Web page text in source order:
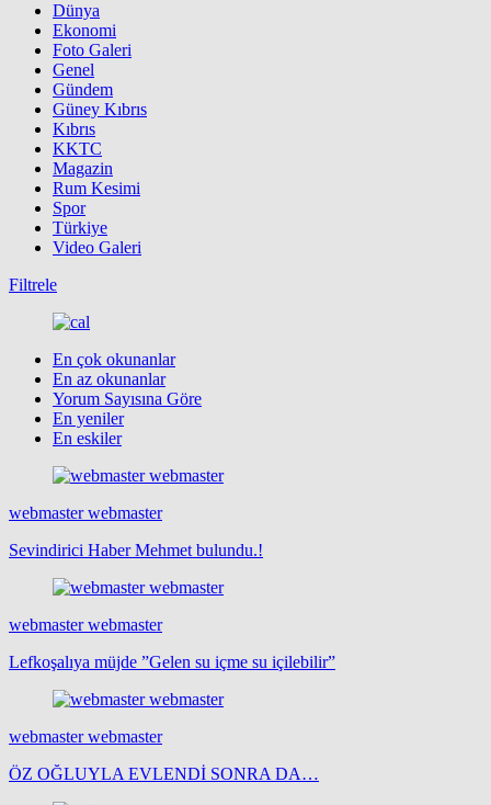
Dünya
Ekonomi
Foto Galeri
Genel
Gündem
Güney Kıbrıs
Kıbrıs
KKTC
Magazin
Rum Kesimi
Spor
Türkiye
Video Galeri
Filtrele
En çok okunanlar
En az okunanlar
Yorum Sayısına Göre
En yeniler
En eskiler
webmaster webmaster
Sevindirici Haber Mehmet bulundu.!
webmaster webmaster
Lefkoşalıya müjde ”Gelen su içme su içilebilir”
webmaster webmaster
ÖZ OĞLUYLA EVLENDİ SONRA DA…